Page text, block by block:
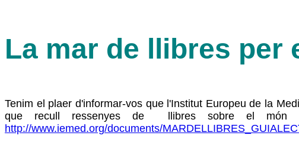
La mar de llibres per
Tenim el plaer d'informar-vos que l'Institut Europeu de la
que recull ressenyes de llibres sobre el món
http://www.iemed.org/documents/